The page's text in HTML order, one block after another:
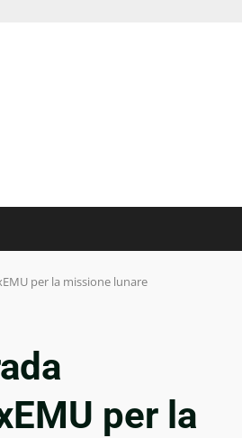
per la missione lunare
per la